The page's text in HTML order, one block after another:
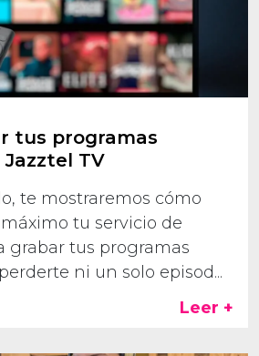
tus programas
TV
te mostraremos cómo
tu servicio de
grabar tus programas
ni un solo episod...
Leer +